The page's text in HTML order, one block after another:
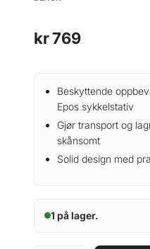
kr769
Beskyttende
Epos sykkelstativ
Gjør transport og
skånsomt
Solid design med
1 på lager.